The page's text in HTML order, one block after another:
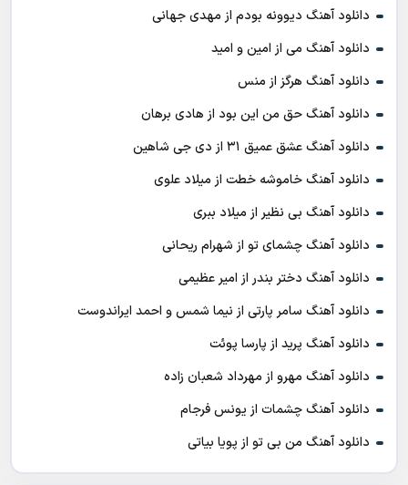
دانلود آهنگ دیوونه بودم از مهدی جهانی
دانلود آهنگ می از امین و امید
دانلود آهنگ هرگز از منس
دانلود آهنگ حق من این بود از هادی برهان
دانلود آهنگ عشق عمیق ۳۱ از دی جی شاهین
دانلود آهنگ خاموشه خطت از میلاد علوی
دانلود آهنگ بی نظیر از میلاد ببری
دانلود آهنگ چشمای تو از شهرام ریحانی
دانلود آهنگ دختر بندر از امیر عظیمی
دانلود آهنگ سامر پارتی از نیما شمس و احمد ایراندوست
دانلود آهنگ پرید از پارسا پوئت
دانلود آهنگ مهرو از مهرداد شعبان زاده
دانلود آهنگ چشمات از یونس فرجام
دانلود آهنگ من بی تو از پویا بیاتی